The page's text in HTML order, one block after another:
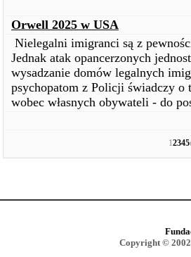
Orwell 2025 w USA
Nielegalni imigranci są z
Jednak atak opancerzonych
wysadzanie domów legalnych
psychopatom z Policji świadczy o
wobec własnych obywateli - do
12345
Copyright ©